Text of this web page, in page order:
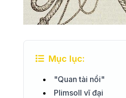
Mục lục:
"Quan tài nổi"
Plimsoll vĩ đại